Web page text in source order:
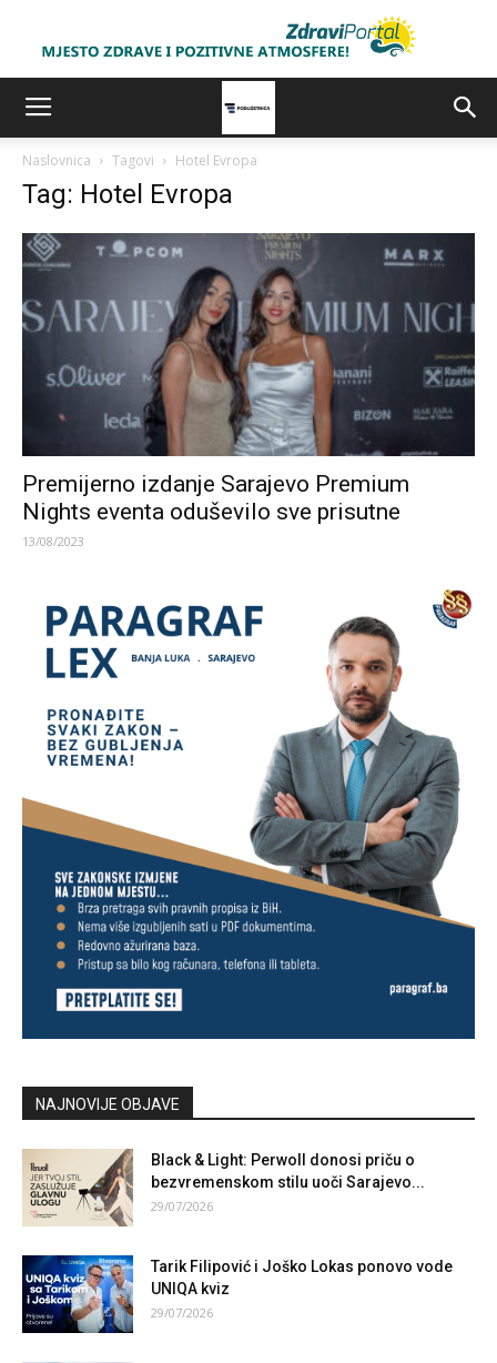
Naslovnica Tagovi Hotel Evropa
Tag: Hotel Evropa
Premijerno izdanje Sarajevo Premium
Nights eventa oduševilo sve prisutne
13/08/2023
NAJNOVIJE OBJAVE
Black & Light: Perwoll donosi priču o
bezvremenskom stilu uoči Sarajevo...
29/07/2026
Tarik Filipović i Joško Lokas ponovo vode
UNIQA kviz
29/07/2026